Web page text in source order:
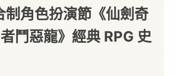
角色扮演節《仙劍奇
鬥惡龍》經典 RPG 史